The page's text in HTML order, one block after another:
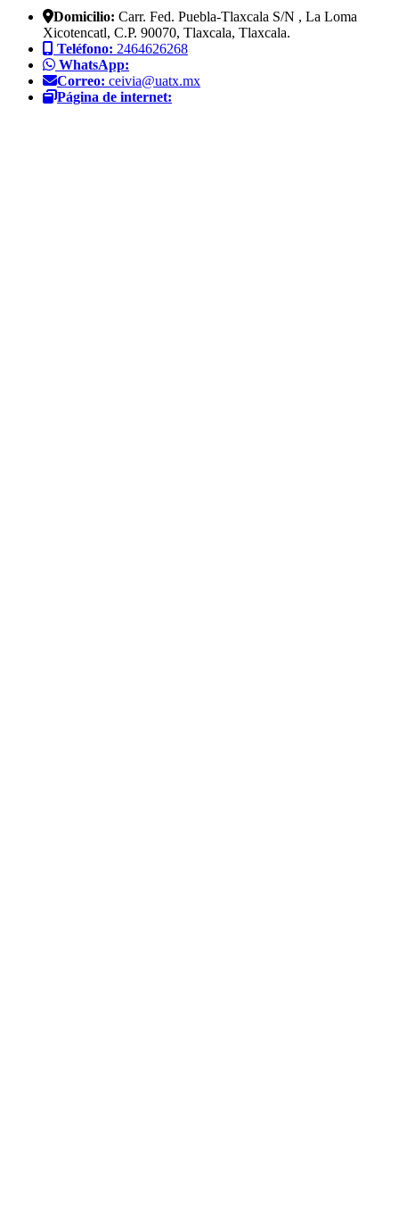
Domicilio: Carr. Fed. Puebla-Tlaxcala S/N , La Loma
Xicotencatl, C.P. 90070, Tlaxcala, Tlaxcala.
Teléfono: 2464626268
WhatsApp:
Correo: ceivia@uatx.mx
Página de internet: